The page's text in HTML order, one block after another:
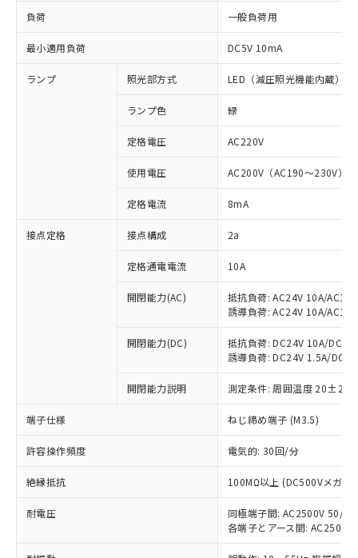
負荷 一般負荷用
最小適用負荷 DC5V 10mA
ランプ 照光部方式 LED（減圧照光機能内蔵）
ランプ色 緑
定格電圧 AC220V
使用電圧 AC200V（AC190～230V）
定格電流 8mA
接点定格 接点構成 2a
定格通電電流 10A
開閉能力(AC)
抵抗負荷: AC24V 10A/
誘導負荷: AC24V 10A/
開閉能力(DC)
抵抗負荷: DC24V 10A/
誘導負荷: DC24V 1.5A/
開閉能力説明 測定条件: 周囲温度 20±2℃
端子仕様 ねじ締め端子 (M3.5)
許容操作頻度 電気的: 30回/分
絶縁抵抗 100MΩ以上 (DC500Vメガ)
耐電圧
同極端子間: AC2500V 50/
各端子とアース間:
ご利用条件
以下の条件をお読みいただき、同意のうえ
本サービスは、当社制御機器事業取扱
(税抜)を提供させていただくもので
当社制御機器事業取扱商品の中には、
本サービスの対象外となる商品もある
在庫状況および標準価格照会結果は、
記載している更新日時点での社内デー
タに基づき作成されるものであり、閲
覧された時点での実際の在庫および標
準価格とは異なる場合があることをご
対応済み：EU RoHS指令（10物質）の
非含有に対応した製品が提供可能な商品で
対応予定：EU RoHS指令（10物質）の非含
有に対応した製品に切り替える予定のある
対応予定なし：EU RoHS指令（10物質）の
非含有に非対応の商品で、対応品を出す予
調査・確認中：EU RoHS指令（10物質）の
非含有の対応状況を調査中または確認中の
非該当品：ライセンス料など無形物で、有
仕入先様の事情により、非含有部品として
いたものが、含有品と判明した場合などや
むを得ず変更することがあります。
鉛(Pb) 1000ppm以下、 水銀(Hg) 1000ppm以下、 カド
六価クロム(Cr(Ⅵ)) 1000ppm以下、ポリ臭化ビフェニル
類(PBB) 1000ppm以下、ポリ臭化ジフェニルエーテル類
(PBDE) 1000ppm以下、フタル酸ビス(2-エチルヘキシ
「○」：最大均質材料含有率が中国RoHSの
基準値以下であることを示します。
「×」：最大均質材料含有率が中国RoHSの
「－」：未確認です。当社販売部門へお問
い合わせください。
*中国RoHS10物質の基準値 (GB/T26572)：
Pb(鉛) :1000ppm、 Hg(水銀) : 1000ppm、 Cd(カドミウ
Cr(Ⅵ)(六価クロム) : 1000ppm、 PBBs(ポリ臭化ビフェ
当社は、これら貴社製品のうち、外国
為替および外国貿易法に定める商品
（以下｢規制貨物等」という）を輸出
または国外への提供する場合は、日本
国政府の輸出許可(または役務取引許
可)を取得するなどの必要な手続きを